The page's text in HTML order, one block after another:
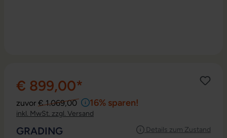
€ 899,00*
zuvor € 1.069,00 16% sparen!
inkl. MwSt. zzgl. Versand
Details zum Zustand
GRADING